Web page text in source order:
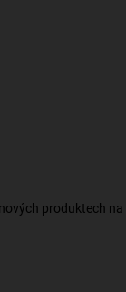
produktech na